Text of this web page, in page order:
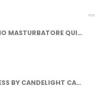
FLESHLIGHT - DOPPIO MASTURBATORE QUICKSHOT STOYA
SHUNGA - MINI CARESS BY CANDELIGHT CANDELA DA MASSAGGIO T VERDE 170 ML